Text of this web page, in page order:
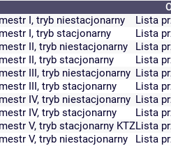
I, tryb niestacjonarny
Lista
I, tryb stacjonarny
Lista
II, tryb niestacjonarny
Lista
II, tryb stacjonarny
Lista
III, tryb niestacjonarny Lista
III, tryb stacjonarny
Lista
IV, tryb niestacjonarny Lista
IV, tryb stacjonarny
Lista
V, tryb stacjonarny KTZLista
V, tryb niestacjonarny Lista